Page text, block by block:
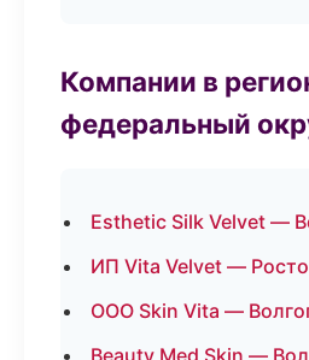
Компании в
федеральный
Esthetic Silk Velvet —
ИП Vita Velvet —
ООО Skin Vita —
Beauty Med Skin —